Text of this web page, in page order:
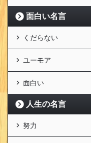
面白い名言
くだらない
ユーモア
面白い
人生の名言
努力